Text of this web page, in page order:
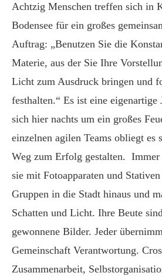
Achtzig Menschen treffen sich in
Bodensee für ein großes
Auftrag: „Benutzen Sie die
Materie, aus der Sie Ihre
Licht zum Ausdruck bringen und
festhalten.“ Es ist eine eigenartige
sich hier nachts um ein großes
einzelnen agilen Teams obliegt es
Weg zum Erfolg gestalten.
sie mit Fotoapparaten und
Gruppen in die Stadt hinaus und
Schatten und Licht. Ihre Beute
gewonnene Bilder. Jeder
Gemeinschaft Verantwortung.
Zusammenarbeit,